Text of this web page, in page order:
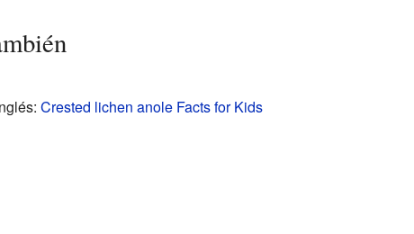
Crested lichen anole Facts for Kids